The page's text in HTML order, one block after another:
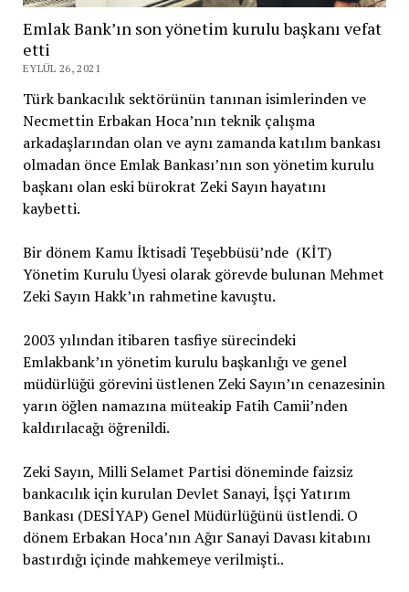
Emlak Bank’ın son yönetim kurulu başkanı vefat
etti
EYLÜL 26, 2021
Türk bankacılık sektörünün tanınan isimlerinden ve
Necmettin Erbakan Hoca’nın teknik çalışma
arkadaşlarından olan ve aynı zamanda katılım bankası
olmadan önce Emlak Bankası’nın son yönetim kurulu
başkanı olan eski bürokrat Zeki Sayın hayatını
kaybetti.
Bir dönem Kamu İktisadî Teşebbüsü’nde (KİT)
Yönetim Kurulu Üyesi olarak görevde bulunan Mehmet
Zeki Sayın Hakk’ın rahmetine kavuştu.
2003 yılından itibaren tasfiye sürecindeki
Emlakbank’ın yönetim kurulu başkanlığı ve genel
müdürlüğü görevini üstlenen Zeki Sayın’ın cenazesinin
yarın öğlen namazına müteakip Fatih Camii’nden
kaldırılacağı öğrenildi.
Zeki Sayın, Milli Selamet Partisi döneminde faizsiz
bankacılık için kurulan Devlet Sanayi, İşçi Yatırım
Bankası (DESİYAP) Genel Müdürlüğünü üstlendi. O
dönem Erbakan Hoca’nın Ağır Sanayi Davası kitabını
bastırdığı içinde mahkemeye verilmişti..